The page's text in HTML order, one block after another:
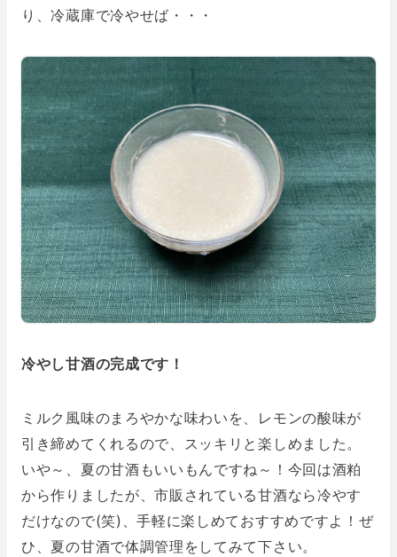
り、冷蔵庫で冷やせば・・・
冷やし甘酒の完成です！
ミルク風味のまろやかな味わいを、レモンの酸味が
引き締めてくれるので、スッキリと楽しめました。
いや～、夏の甘酒もいいもんですね～！今回は酒粕
から作りましたが、市販されている甘酒なら冷やす
だけなので(笑)、手軽に楽しめておすすめですよ！ぜ
ひ、夏の甘酒で体調管理をしてみて下さい。